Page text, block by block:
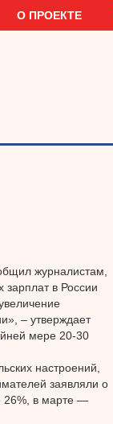
О ПРОЕКТЕ
журналистам,
зарплат в России
– утверждает
мере 20-30
настроений,
заявляли о
26%, в марте —